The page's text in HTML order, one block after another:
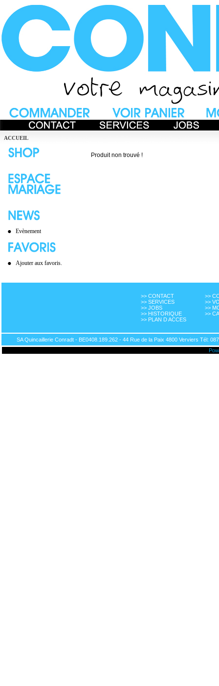
ACCUEIL
Evènement
Ajouter aux favoris.
Produit non trouvé !
>> CONTACT
>> SERVICES
>> JOBS
>> HISTORIQUE
>> PLAN D ACCES
>>
>>
>>
>>
SA Quincaillerie Conradt - BE0408.189.262 - 44 Rue de la Paix 4800 Verviers Tél: